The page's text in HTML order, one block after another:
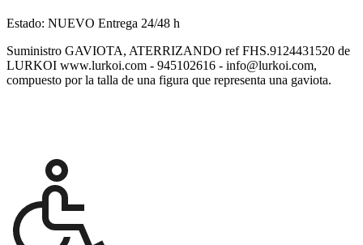
Estado: NUEVO Entrega 24/48 h
Suministro GAVIOTA, ATERRIZANDO ref FHS.9124431520 de
LURKOI www.lurkoi.com - 945102616 - info@lurkoi.com,
compuesto por la talla de una figura que representa una gaviota.